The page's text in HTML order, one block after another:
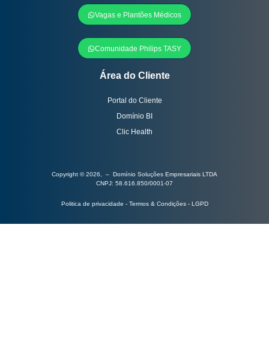
Vagas e Plantões Médicos
Comunidade Philips TASY
Área do Cliente
Portal do Cliente
Domínio BI
Clic Health
Copyright © 2026, – Domínio Soluções Empresariais LTDA
CNPJ: 58.616.850/0001-07
Politica de privacidade - Termos & Condições - LGPD